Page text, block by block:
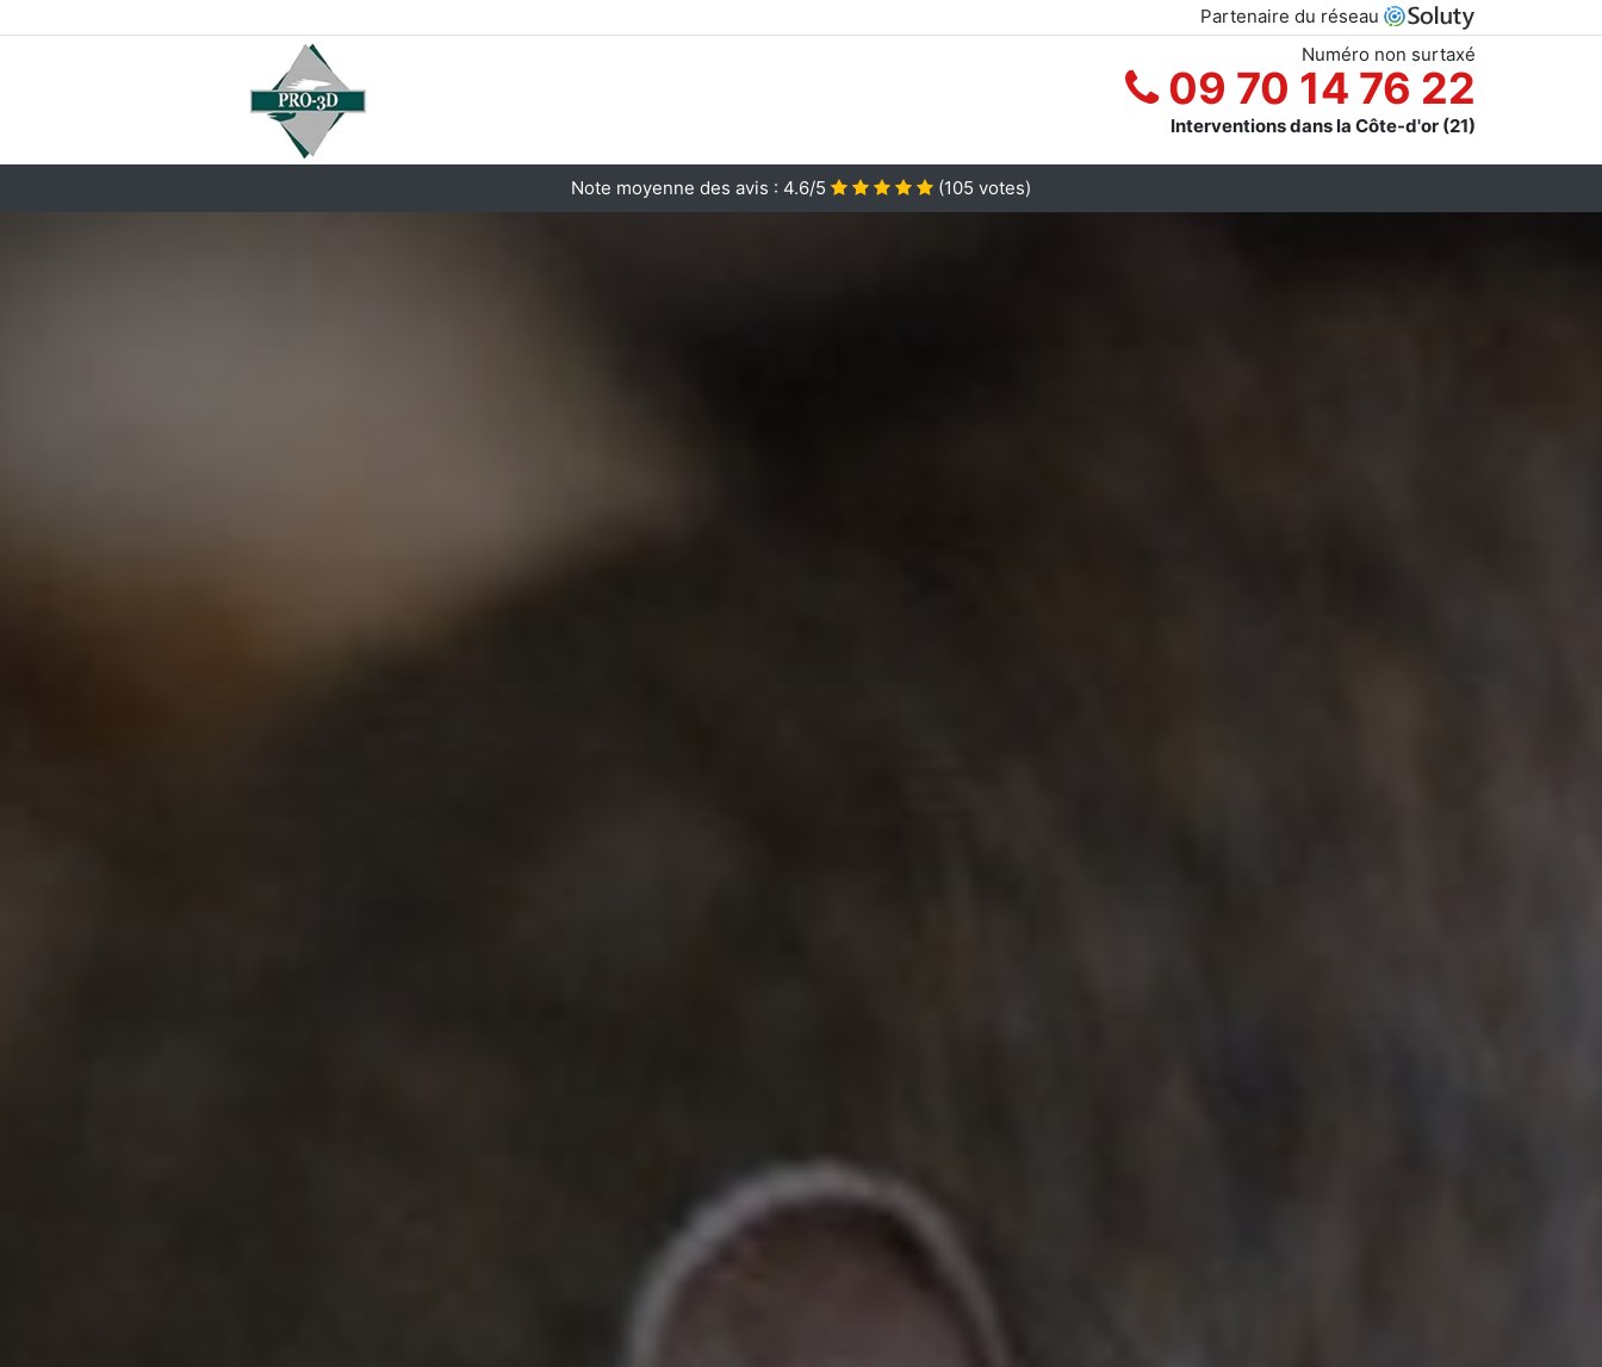
Partenaire du réseau
Numéro non surtaxé
09 70 14 76 22
Interventions dans la Côte-d'or (21)
Note moyenne des avis : 4.6/5 (105 votes)